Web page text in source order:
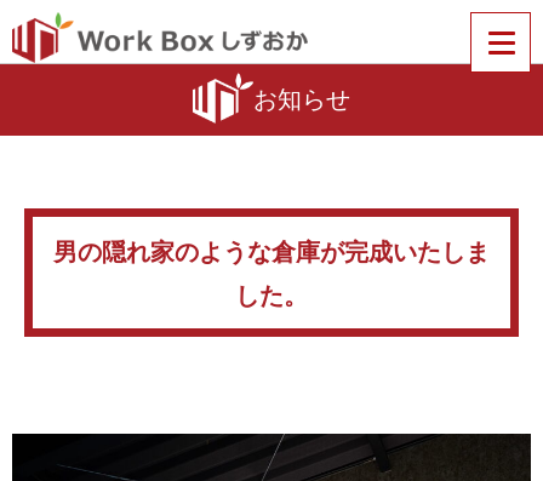
お知らせ
男の隠れ家のような倉庫が完成いたしま
した。